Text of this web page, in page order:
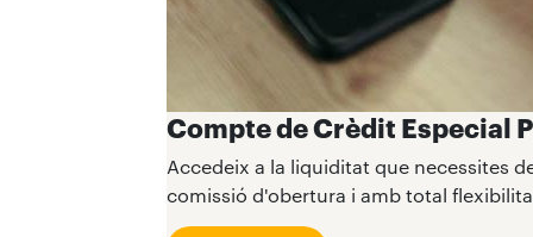
Compte de Crèdit Especial
Accedeix a la liquiditat que necessites
comissió d'obertura i amb total